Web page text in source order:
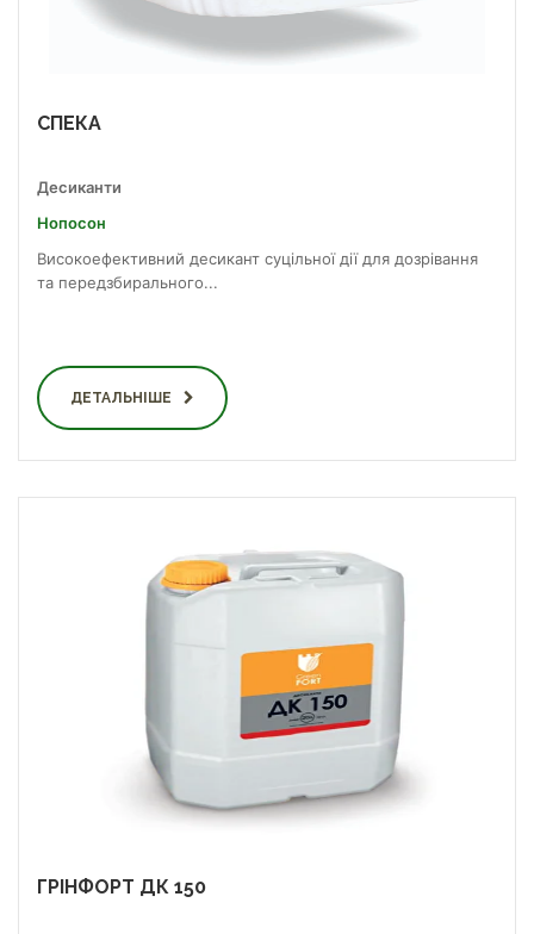
СПЕКА
Десиканти
Нопосон
Високоефективний десикант суцільної дії для дозрівання
та передзбирального...
ДЕТАЛЬНІШЕ
ГРІНФОРТ ДК 150